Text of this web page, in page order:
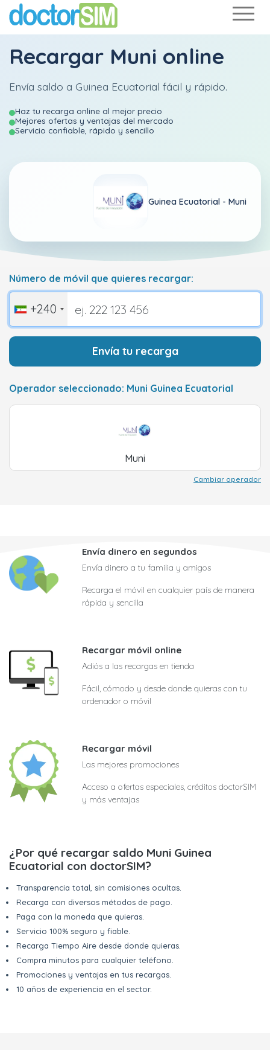
Recargar Muni online
Envía saldo a Guinea Ecuatorial fácil y rápido.
Haz tu recarga online al mejor precio
Mejores ofertas y ventajas del mercado
Servicio confiable, rápido y sencillo
Guinea Ecuatorial - Muni
Número de móvil que quieres recargar:
+240
Envía tu recarga
Operador seleccionado: Muni Guinea Ecuatorial
Muni
Cambiar operador
Envía dinero en segundos
Envía dinero a tu familia y amigos
Recarga el móvil en cualquier país de manera
rápida y sencilla
Recargar móvil online
Adiós a las recargas en tienda
Fácil, cómodo y desde donde quieras con tu
ordenador o móvil
Recargar móvil
Las mejores promociones
Acceso a ofertas especiales, créditos doctorSIM
y más ventajas
¿Por qué recargar saldo Muni Guinea
Ecuatorial con doctorSIM?
Transparencia total, sin comisiones ocultas.
Recarga con diversos métodos de pago.
Paga con la moneda que quieras.
Servicio 100% seguro y fiable.
Recarga Tiempo Aire desde donde quieras.
Compra minutos para cualquier teléfono.
Promociones y ventajas en tus recargas.
10 años de experiencia en el sector.